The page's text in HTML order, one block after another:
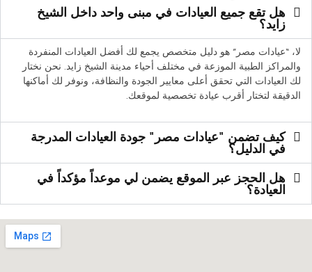
هل تقع جميع العيادات في مبنى واحد داخل الشيخ
زايد؟
لا، “عيادات مصر” هو دليل متخصص يجمع لك أفضل العيادات المنفردة
والمراكز الطبية الموزعة في مختلف أحياء مدينة الشيخ زايد. نحن نختار
لك العيادات التي تحقق أعلى معايير الجودة والنظافة، ونوفر لك أماكنها
الدقيقة لتختار أقرب عيادة تخصصية لموقعك.
كيف تضمن "عيادات مصر" جودة العيادات المدرجة
في الدليل؟
هل الحجز عبر الموقع يضمن لي موعداً مؤكداً في
العيادة؟